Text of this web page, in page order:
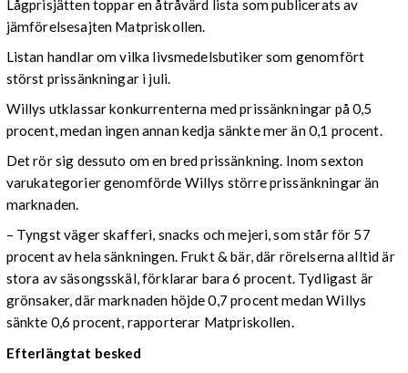
Lågprisjätten toppar en åtråvärd lista som publicerats av
jämförelsesajten Matpriskollen.
Listan handlar om vilka livsmedelsbutiker som genomfört
störst prissänkningar i juli.
Willys utklassar konkurrenterna med prissänkningar på 0,5
procent, medan ingen annan kedja sänkte mer än 0,1 procent.
Det rör sig dessuto om en bred prissänkning. Inom sexton
varukategorier genomförde Willys större prissänkningar än
marknaden.
– Tyngst väger skafferi, snacks och mejeri, som står för 57
procent av hela sänkningen. Frukt & bär, där rörelserna alltid är
stora av säsongsskäl, förklarar bara 6 procent. Tydligast är
grönsaker, där marknaden höjde 0,7 procent medan Willys
sänkte 0,6 procent, rapporterar Matpriskollen.
Efterlängtat besked